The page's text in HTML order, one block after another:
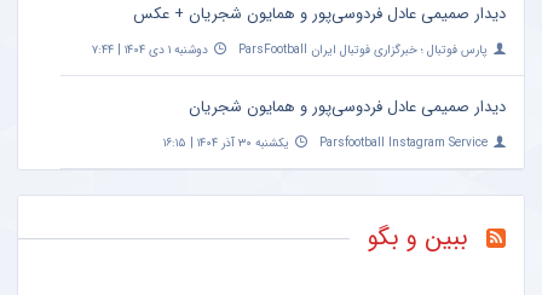
ببین و بگو
دیدار صمیمی عادل فردوسی‌پور و همایون شجریان + عکس
پارس فوتبال ؛ خبرگزاری فوتبال ایران ParsFootball دوشنبه ۱ دی ۱۴۰۴ | ۷:۴۴
دیدار صمیمی عادل فردوسی‌پور و همایون شجریان
Parsfootball Instagram Service یکشنبه ۳۰ آذر ۱۴۰۴ | ۱۶:۱۵